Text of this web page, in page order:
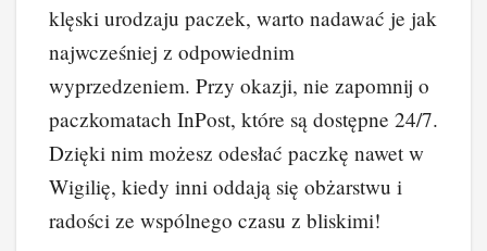
klęski urodzaju paczek, warto nadawać je jak
najwcześniej z odpowiednim
wyprzedzeniem. Przy okazji, nie zapomnij o
paczkomatach InPost, które są dostępne 24/7.
Dzięki nim możesz odesłać paczkę nawet w
Wigilię, kiedy inni oddają się obżarstwu i
radości ze wspólnego czasu z bliskimi!